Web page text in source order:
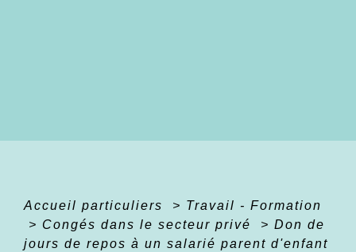
Accueil particuliers > Travail - Formation
> Congés dans le secteur privé > Don de
jours de repos à un salarié parent d'enfant